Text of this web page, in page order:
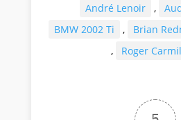
André Lenoir ,
BMW 2002 Ti
, Brian
,
Roger